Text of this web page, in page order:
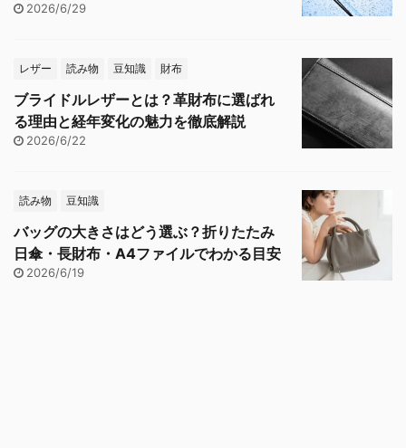
2026/6/29
レザー 読み物 豆知識 財布
ブライドルレザーとは？革財布に選ばれ
る理由と経年変化の魅力を徹底解説
2026/6/22
読み物 豆知識
バッグの大きさはどう選ぶ？折りたたみ
日傘・長財布・A4ファイルでわかる目安
2026/6/19